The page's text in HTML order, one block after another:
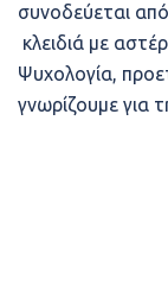
συνοδεύεται
κλειδιά με
Ψυχολογία,
γνωρίζουμε για